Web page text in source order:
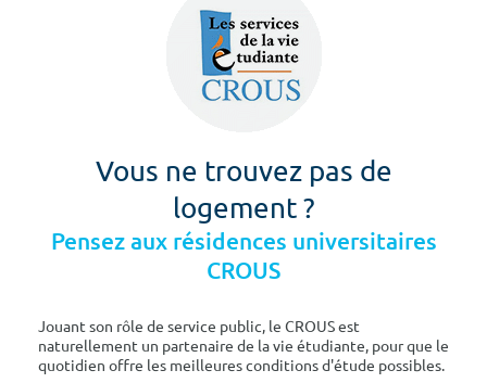
Vous ne trouvez pas de
logement ?
Pensez aux résidences universitaires
CROUS
Jouant son rôle de service public, le CROUS est
naturellement un partenaire de la vie étudiante, pour que le
quotidien offre les meilleures conditions d'étude possibles.